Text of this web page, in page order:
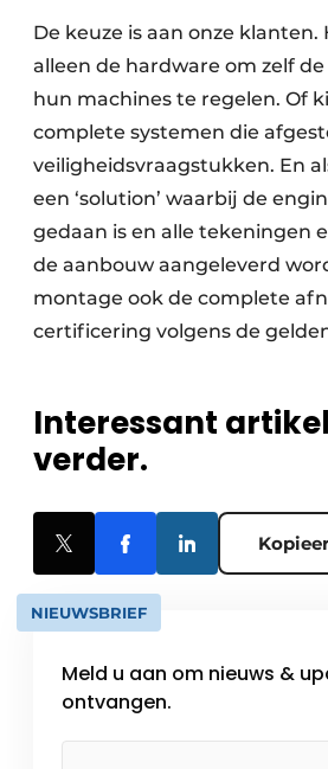
De keuze is aan onze klanten.
alleen de hardware om zelf
hun machines te regelen. Of
complete systemen die
veiligheidsvraagstukken. En
een ‘solution’ waarbij de
gedaan is en alle tekeningen
de aanbouw aangeleverd
montage ook de complete
certificering volgens de
Interessant
verder.
Kopieer
NIEUWSBRIEF
Meld u aan om nieuws &
ontvangen.